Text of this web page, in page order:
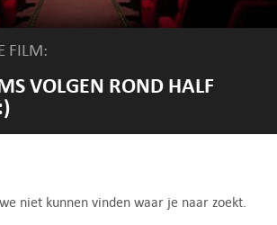
FILM:
VOLGEN ROND HALF
niet kunnen vinden waar je naar zoekt.